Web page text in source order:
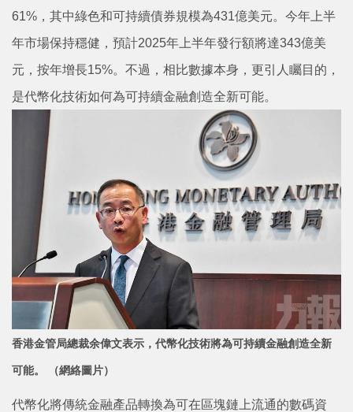
61%，其中綠色和可持續債券規模為431億美元。今年上半
年市場保持穩健，預計2025年上半年發行額將達343億美
元，按年增長15%。不過，相比數據本身，更引人矚目的，
是代幣化技術如何為可持續金融創造全新可能。
香港金管局總裁余偉文表示，代幣化技術將為可持續金融創造全新
可能。 （網絡圖片）
代幣化將傳統金融產品轉換為可在區塊鏈上流通的數碼資